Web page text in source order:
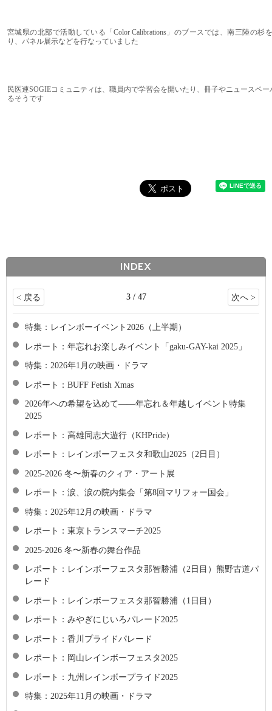
宮城県の北部で活動している「Color Calibrations」のブースでは、南三陸の杉
り、パネル展示などを行なっていました
民医連SOGIEコミュニティは、職員内で学習会を開いたり、冊子やニュースペ
るそうです
INDEX
< 戻る 3 / 47 次へ >
特集：レインボーイベント2026（上半期）
レポート：年忘れお楽しみイベント「gaku-GAY-kai 2025」
特集：2026年1月の映画・ドラマ
レポート：BUFF Fetish Xmas
2026年への希望を込めて――年忘れ＆年越しイベント特集
2025
レポート：高雄同志大遊行（KHPride）
レポート：レインボーフェスタ和歌山2025（2日目）
2025-2026 冬〜新春のクィア・アート展
レポート：涙、涙の院内集会「第8回マリフォー国会」
特集：2025年12月の映画・ドラマ
レポート：東京トランスマーチ2025
2025-2026 冬〜新春の舞台作品
レポート：レインボーフェスタ那智勝浦（2日目）熊野古道パ
レード
レポート：レインボーフェスタ那智勝浦（1日目）
レポート：みやぎにじいろパレード2025
レポート：香川プライドパレード
レポート：岡山レインボーフェスタ2025
レポート：九州レインボープライド2025
特集：2025年11月の映画・ドラマ